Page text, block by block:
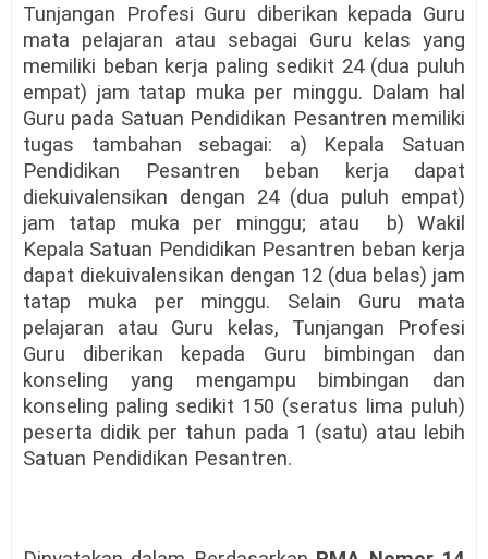
Tunjangan Profesi Guru diberikan kepada Guru
mata pelajaran atau sebagai Guru kelas yang
memiliki beban kerja paling sedikit 24 (dua puluh
empat) jam tatap muka per minggu. Dalam hal
Guru pada Satuan Pendidikan Pesantren memiliki
tugas tambahan sebagai: a) Kepala Satuan
Pendidikan Pesantren beban kerja dapat
diekuivalensikan dengan 24 (dua puluh empat)
jam tatap muka per minggu; atau
b) Wakil
Kepala Satuan Pendidikan Pesantren beban kerja
dapat diekuivalensikan dengan 12 (dua belas) jam
tatap muka per minggu. Selain Guru mata
pelajaran atau Guru kelas, Tunjangan Profesi
Guru diberikan kepada Guru bimbingan dan
konseling yang mengampu bimbingan dan
konseling paling sedikit 150 (seratus lima puluh)
peserta didik per tahun pada 1 (satu) atau lebih
Satuan Pendidikan Pesantren.